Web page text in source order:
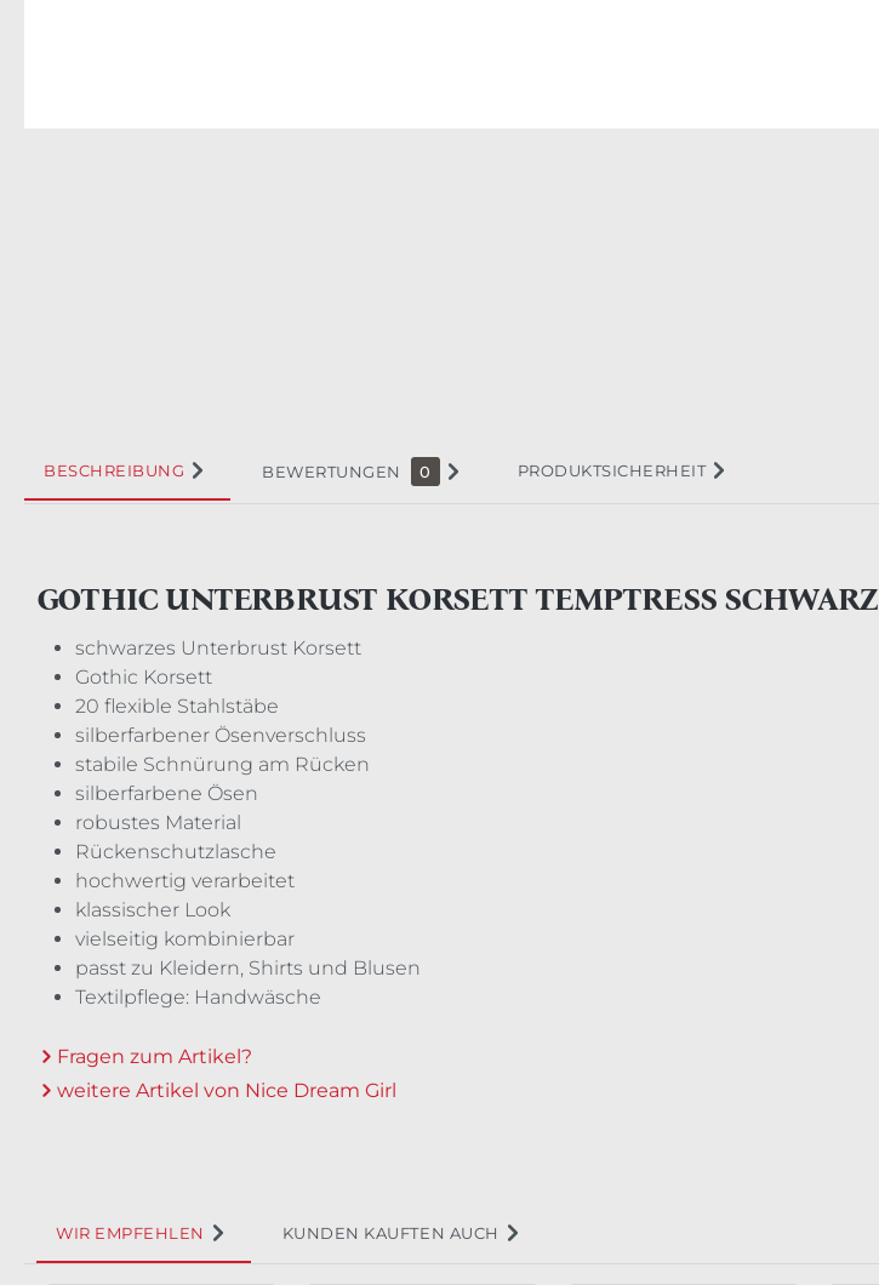
BESCHREIBUNG BEWERTUNGEN 0 PRODUKTSICHERHEIT
GOTHIC UNTERBRUST KORSETT TEMPTRESS SCHWARZ
schwarzes Unterbrust Korsett
Gothic Korsett
20 flexible Stahlstäbe
silberfarbener Ösenverschluss
stabile Schnürung am Rücken
silberfarbene Ösen
robustes Material
Rückenschutzlasche
hochwertig verarbeitet
klassischer Look
vielseitig kombinierbar
passt zu Kleidern, Shirts und Blusen
Textilpflege: Handwäsche
Fragen zum Artikel?
weitere Artikel von Nice Dream Girl
WIR EMPFEHLEN KUNDEN KAUFTEN AUCH